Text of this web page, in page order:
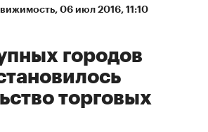
⁠, 06 июл 2016, 11:10
городов
торговых